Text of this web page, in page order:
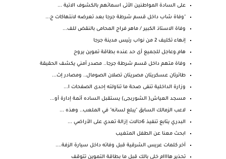
على السادة المواطنين الأتى اسمائهم بالكشوف الاتية ...
"وفاة شاب داخل قسم شرطة جرجا بعد تعرضه لانتهاكات ج...
وفاة الاستاذ الكبير / ماهر فراج المحامى بالنقض للف...
إنهاء تكليف 2 من نواب رئيس مدينة جرجا
هام.وعاجل للجميع أى حد عنده بطاقة تموين يروح
وفاة متهم داخل قسم شرطة جرجا.. مصدر أمني يكشف الحقيقة
طائرتان عسكريتان مصريتان تصلان الصومال.. ومصادر إث...
وزارة الداخلية تنفى صحة ما تناولته إحدى الصفحات ا...
مسجد العياش( الشوربجى) يستقبل الساده أئمة إدارة أو...
لاعب الزمالك السابق "يبلع لسانه" في الملعب.. وهذه ...
البدري يتابع تنفيذ 6حالات إزالة تعدي على الأراضي ...
ابحث معنا عن الطفل المتغيب
آخر كلمات عريس الشرقية قبل وفاته داخل سيارة الزفة....
تحذير هاااام خلي بالك قبل ما بطاقة التموين تتوقف